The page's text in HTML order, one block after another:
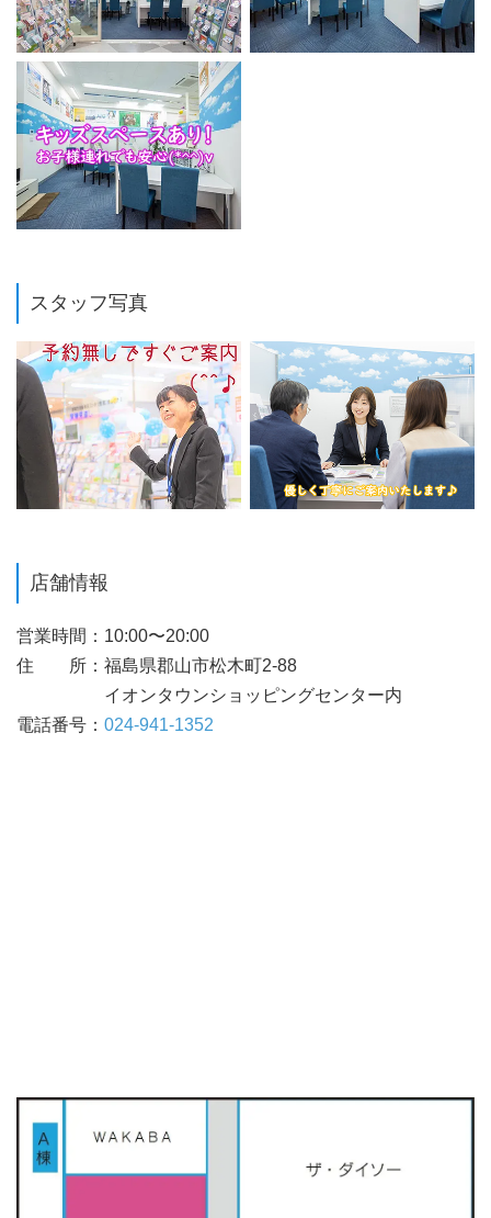
スタッフ写真
店舗情報
営業時間
10:00〜20:00
住 所
福島県郡山市松木町2-88
イオンタウンショッピングセンター内
電話番号
024-941-1352